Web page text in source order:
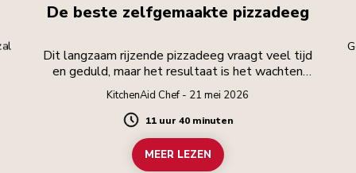
De beste zelfgemaakte pizzadeeg
Dit langzaam rijzende pizzadeeg vraagt veel tijd
en geduld, maar het resultaat is het wachten
waard.
KitchenAid Chef - 21 mei 2026
Duration
11 uur 40 minuten
MEER LEZEN